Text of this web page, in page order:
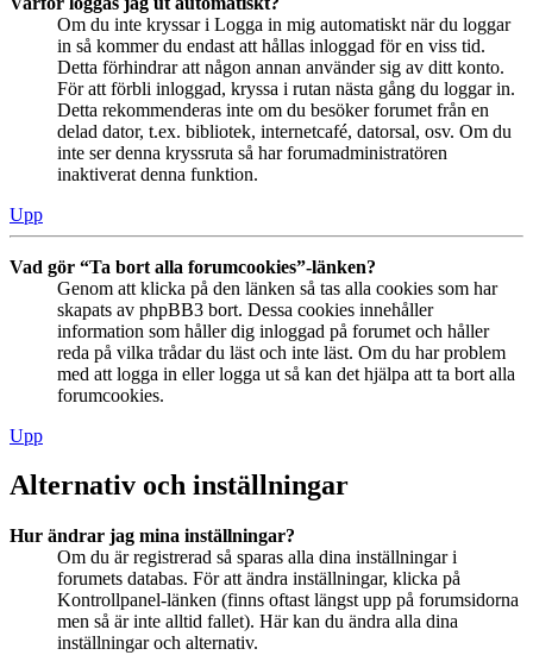
Om du inte kryssar i Logga in mig automatiskt när du loggar
in så kommer du endast att hållas inloggad för en viss tid.
Detta förhindrar att någon annan använder sig av ditt konto.
För att förbli inloggad, kryssa i rutan nästa gång du loggar in.
Detta rekommenderas inte om du besöker forumet från en
delad dator, t.ex. bibliotek, internetcafé, datorsal, osv. Om du
inte ser denna kryssruta så har forumadministratören
inaktiverat denna funktion.
Upp
Vad gör “Ta bort alla forumcookies”-länken?
Genom att klicka på den länken så tas alla cookies som har
skapats av phpBB3 bort. Dessa cookies innehåller
information som håller dig inloggad på forumet och håller
reda på vilka trådar du läst och inte läst. Om du har problem
med att logga in eller logga ut så kan det hjälpa att ta bort alla
forumcookies.
Upp
Alternativ och inställningar
Hur ändrar jag mina inställningar?
Om du är registrerad så sparas alla dina inställningar i
forumets databas. För att ändra inställningar, klicka på
Kontrollpanel-länken (finns oftast längst upp på forumsidorna
men så är inte alltid fallet). Här kan du ändra alla dina
inställningar och alternativ.